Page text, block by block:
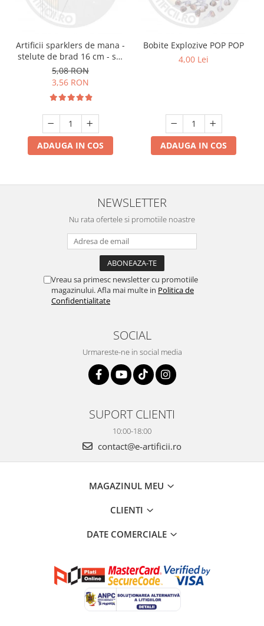
Artificii sparklers de mana -
stelute de brad 16 cm - set
10 buc
5,08 RON
3,56 RON
ADAUGA IN COS
Bobite Explozive POP POP
4,00 Lei
ADAUGA IN COS
NEWSLETTER
Nu rata ofertele si promotiile noastre
Vreau sa primesc newsletter cu promotiile
magazinului. Afla mai multe in Politica de
Confidentialitate
SOCIAL
Urmareste-ne in social media
SUPORT CLIENTI
10:00-18:00
contact@e-artificii.ro
MAGAZINUL MEU
CLIENTI
DATE COMERCIALE